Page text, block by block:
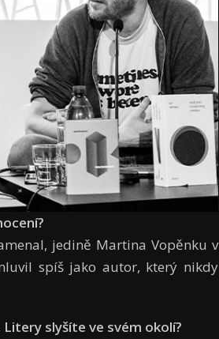
jedině Martina Vopěnku v
spíš jako autor, který nikdy
slyšíte ve svém okolí?